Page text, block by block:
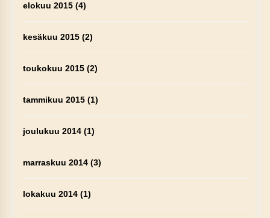
elokuu 2015(4)
kesäkuu 2015(2)
toukokuu 2015(2)
tammikuu 2015(1)
joulukuu 2014(1)
marraskuu 2014(3)
lokakuu 2014(1)